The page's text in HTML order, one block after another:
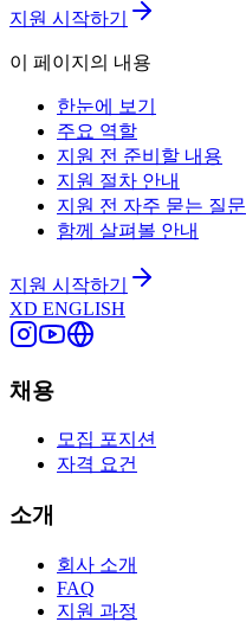
지원 시작하기
이 페이지의 내용
한눈에 보기
주요 역할
지원 전 준비할 내용
지원 절차 안내
지원 전 자주 묻는 질문
함께 살펴볼 안내
지원 시작하기
XD ENGLISH
채용
모집 포지션
자격 요건
소개
회사 소개
FAQ
지원 과정